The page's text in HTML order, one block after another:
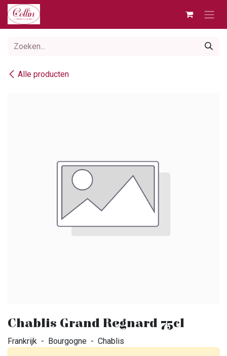
Overslaan naar inhoud
Alle producten
Chablis Grand Regnard 75cl
Frankrijk - Bourgogne - Chablis